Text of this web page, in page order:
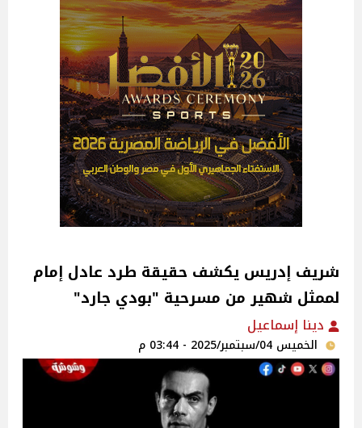
شريف إدريس يكشف حقيقة طرد عادل إمام
لممثل شهير من مسرحية "بودي جارد"‎
دينا إسماعيل
الخميس 04/سبتمبر/2025 - 03:44 م